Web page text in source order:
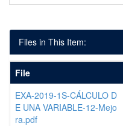
Files in This Item:
File
EXA-2019-1S-CÁLCULO D
E UNA VARIABLE-12-Mejo
ra.pdf